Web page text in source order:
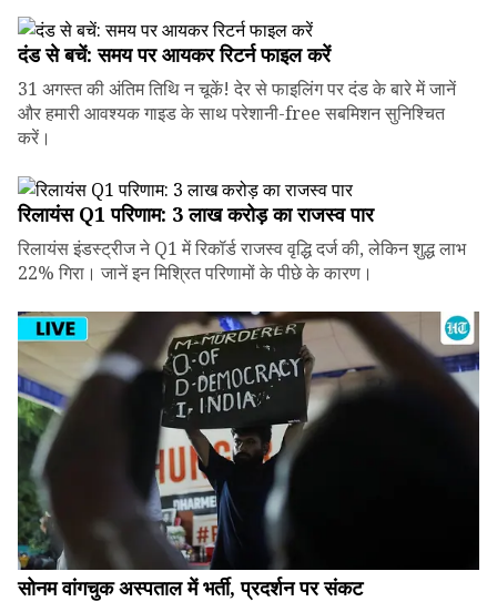
दंड से बचें: समय पर आयकर रिटर्न फाइल करें
31 अगस्त की अंतिम तिथि न चूकें! देर से फाइलिंग पर दंड के बारे में जानें
और हमारी आवश्यक गाइड के साथ परेशानी-free सबमिशन सुनिश्चित
करें।
रिलायंस Q1 परिणाम: ₹3 लाख करोड़ का राजस्व पार
रिलायंस इंडस्ट्रीज ने Q1 में रिकॉर्ड राजस्व वृद्धि दर्ज की, लेकिन शुद्ध लाभ
22% गिरा। जानें इन मिश्रित परिणामों के पीछे के कारण।
सोनम वांगचुक अस्पताल में भर्ती, प्रदर्शन पर संकट